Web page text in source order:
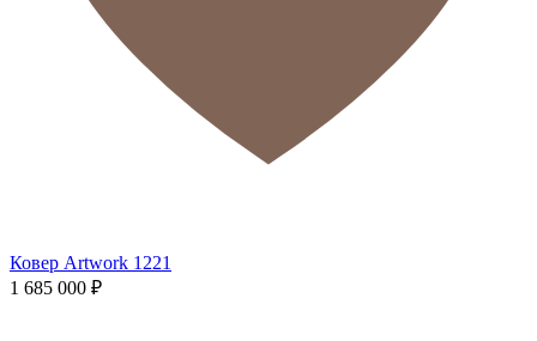
Ковер Artwork 1221
1 685 000 ₽